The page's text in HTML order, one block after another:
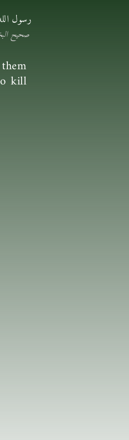
رسول
صحيح
kill